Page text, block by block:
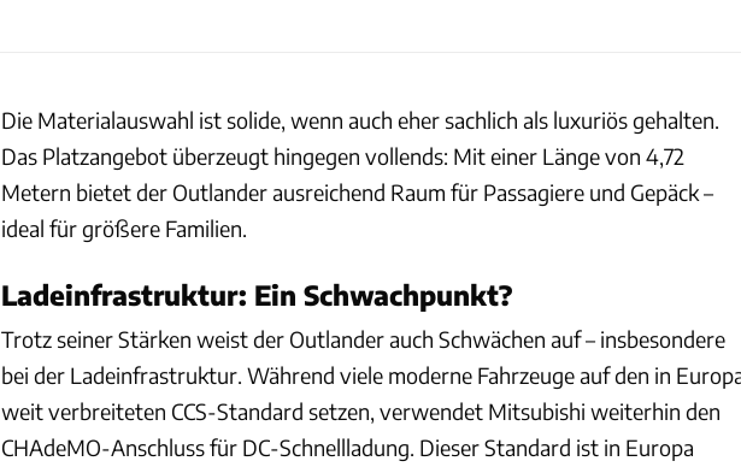
Die Materialauswahl ist solide, wenn auch eher sachlich als luxuriös gehalten.
Das Platzangebot überzeugt hingegen vollends: Mit einer Länge von 4,72
Metern bietet der Outlander ausreichend Raum für Passagiere und Gepäck –
ideal für größere Familien.
Ladeinfrastruktur: Ein Schwachpunkt?
Trotz seiner Stärken weist der Outlander auch Schwächen auf – insbesondere
bei der Ladeinfrastruktur. Während viele moderne Fahrzeuge auf den in
weit verbreiteten CCS-Standard setzen, verwendet Mitsubishi weiterhin den
CHAdeMO-Anschluss für DC-Schnellladung. Dieser Standard ist in Europa